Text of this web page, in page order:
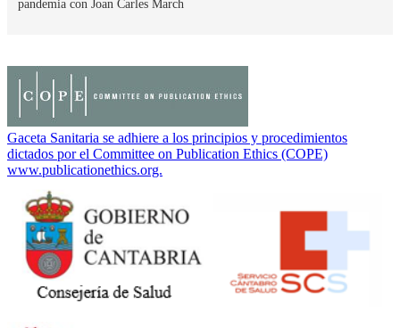
pandemia con Joan Carles March
Gaceta Sanitaria se adhiere a los principios y procedimientos
dictados por el Committee on Publication Ethics (COPE)
www.publicationethics.org.